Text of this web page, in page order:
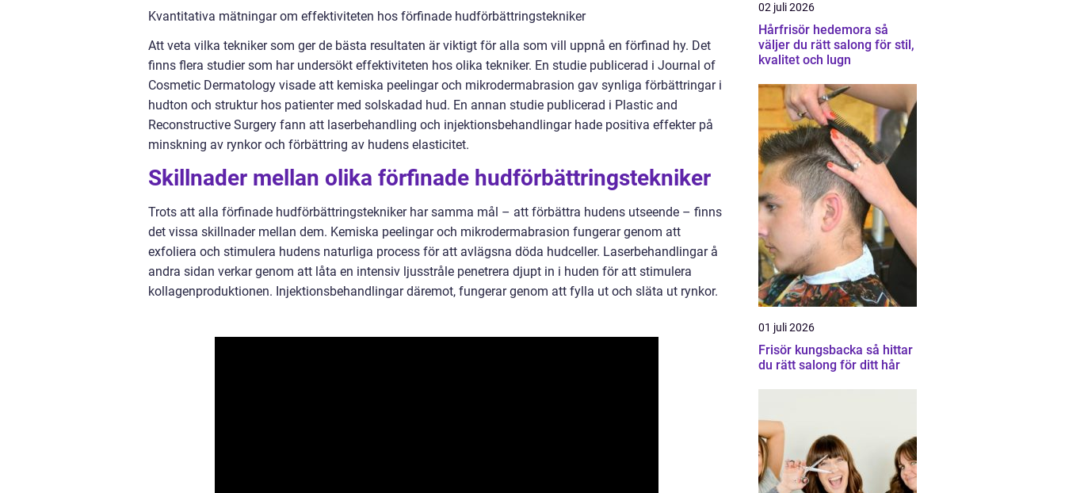
Kvantitativa mätningar om effektiviteten hos förfinade hudförbättringstekniker
Att veta vilka tekniker som ger de bästa resultaten är viktigt för alla som vill uppnå en förfinad hy. Det
finns flera studier som har undersökt effektiviteten hos olika tekniker. En studie publicerad i Journal of
Cosmetic Dermatology visade att kemiska peelingar och mikrodermabrasion gav synliga förbättringar i
hudton och struktur hos patienter med solskadad hud. En annan studie publicerad i Plastic and
Reconstructive Surgery fann att laserbehandling och injektionsbehandlingar hade positiva effekter på
minskning av rynkor och förbättring av hudens elasticitet.
Skillnader mellan olika förfinade hudförbättringstekniker
Trots att alla förfinade hudförbättringstekniker har samma mål – att förbättra hudens utseende – finns
det vissa skillnader mellan dem. Kemiska peelingar och mikrodermabrasion fungerar genom att
exfoliera och stimulera hudens naturliga process för att avlägsna döda hudceller. Laserbehandlingar å
andra sidan verkar genom att låta en intensiv ljusstråle penetrera djupt in i huden för att stimulera
kollagenproduktionen. Injektionsbehandlingar däremot, fungerar genom att fylla ut och släta ut rynkor.
02 juli 2026
Hårfrisör hedemora så
väljer du rätt salong för stil,
kvalitet och lugn
01 juli 2026
Frisör kungsbacka så hittar
du rätt salong för ditt hår